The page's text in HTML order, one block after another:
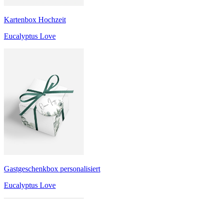
Kartenbox Hochzeit
Eucalyptus Love
Gastgeschenkbox personalisiert
Eucalyptus Love